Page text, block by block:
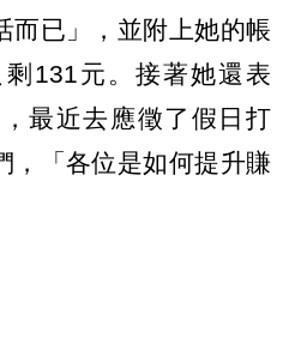
而已」，並附上她的帳
131元。接著她還表
最近去應徵了假日打
，「各位是如何提升賺